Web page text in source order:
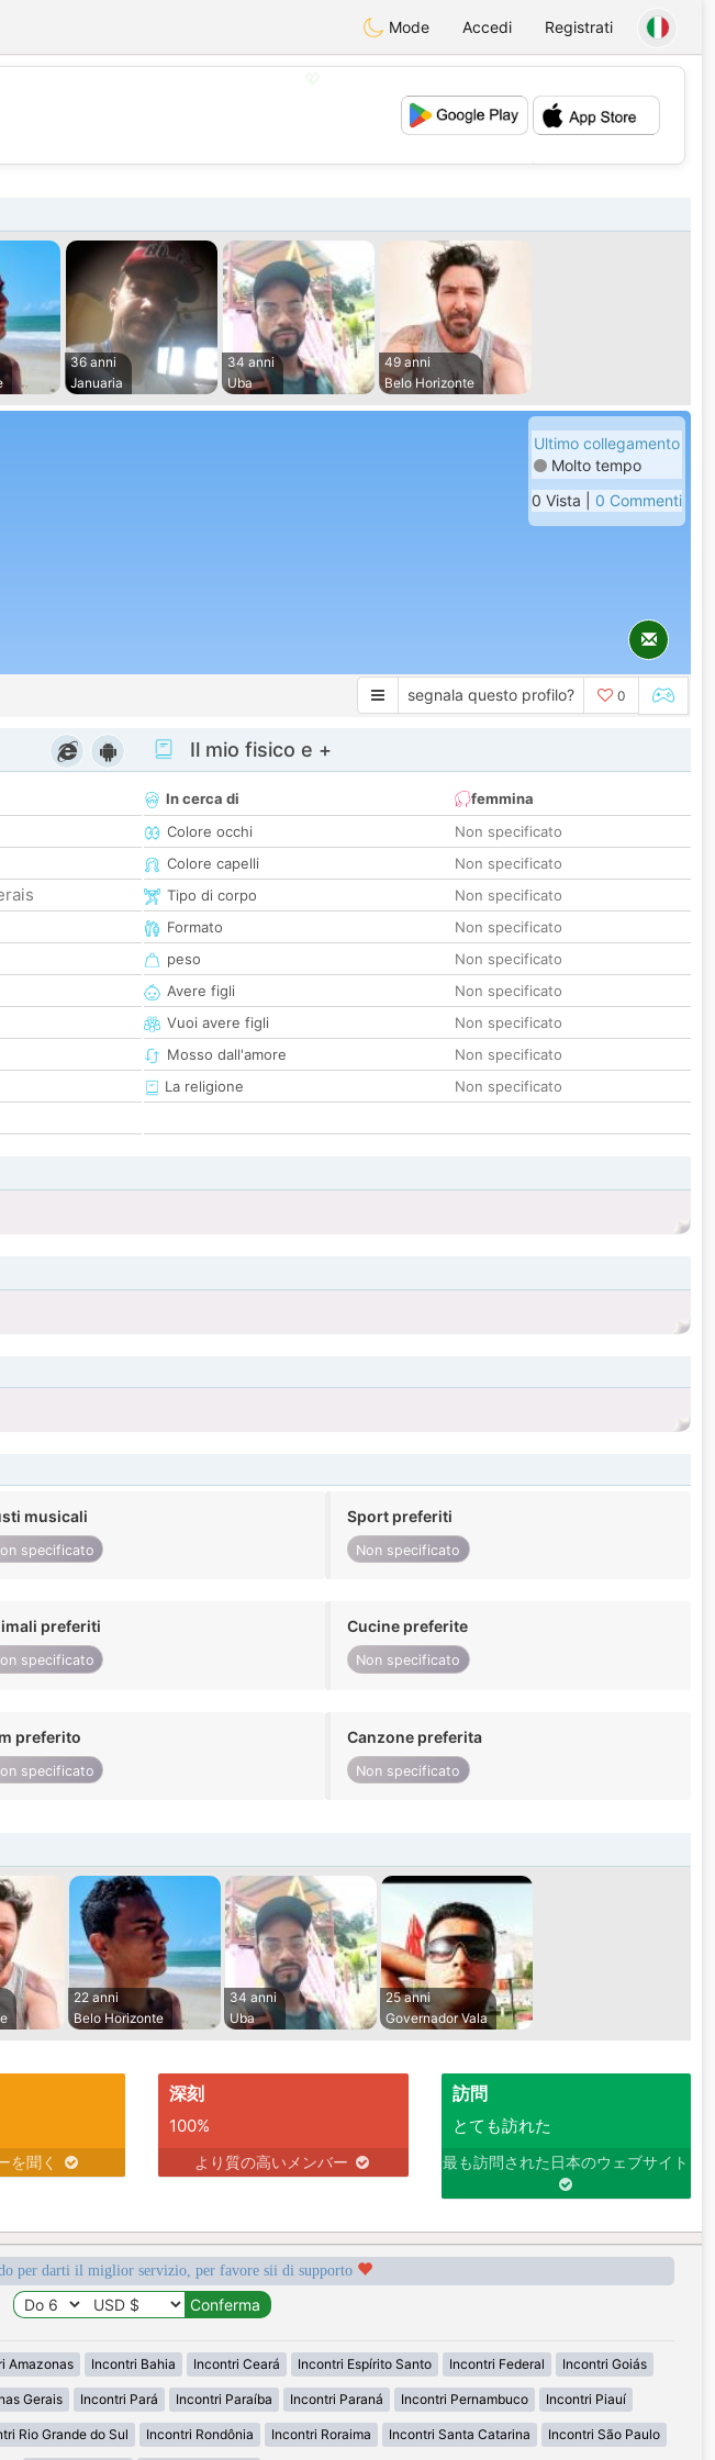
Mode Accedi Registrati
💕
36 anni
Januaria
34 anni
Uba
49 anni
Belo Horizonte
Ultimo collegamento
Molto tempo
0 Vista | 0 Commenti
segnala questo profilo? 0
Il mio fisico e +
In cerca di
femmina
Colore occhi
Non specificato
Colore capelli
Non specificato
Tipo di corpo
Non specificato
Formato
Non specificato
peso
Non specificato
Avere figli
Non specificato
Vuoi avere figli
Non specificato
Mosso dall'amore
Non specificato
La religione
Non specificato
musicali
specificato
Sport preferiti
Non specificato
preferiti
specificato
Cucine preferite
Non specificato
preferito
specificato
Canzone preferita
Non specificato
22 anni
Belo Horizonte
34 anni
Uba
25 anni
Governador Vala
を聞く
深刻
100%
より質の高いメンバー
訪問
とても訪れた
最も訪問された日本のウェブサイト
per darti il miglior servizio, per favore sii di supporto
Amazonas Incontri Bahia Incontri Ceará Incontri Espírito Santo Incontri Federal Incontri Goiás
Gerais Incontri Pará Incontri Paraíba Incontri Paraná Incontri Pernambuco Incontri Piauí
Rio Grande do Sul Incontri Rondônia Incontri Roraima Incontri Santa Catarina Incontri São Paulo